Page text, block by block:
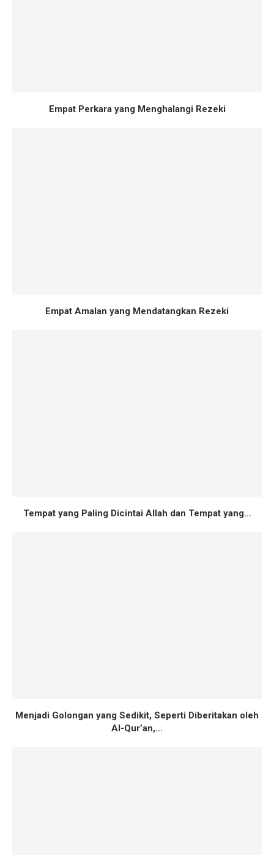
Empat Perkara yang Menghalangi Rezeki
Empat Amalan yang Mendatangkan Rezeki
Tempat yang Paling Dicintai Allah dan Tempat yang...
Menjadi Golongan yang Sedikit, Seperti Diberitakan oleh
Al-Qur’an,...